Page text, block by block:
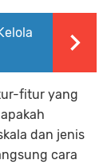
fitur yang
dan jenis
cara